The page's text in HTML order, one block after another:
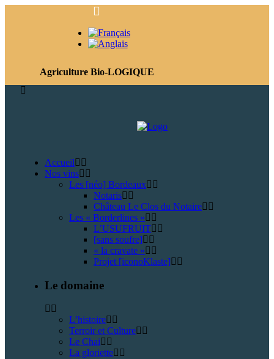
Agriculture Bio-LOGIQUE
Accueil
Nos vins
Les [néo] Bordeaux
Notaris
Château Le Clos du Notaire
Les « Borderlines »
L’USUFRUIT
[sans soufre]
« la cravate »
Projet [iconoKlaste]
Le domaine
L’histoire
Terroir et Culture
Le Chai
La gloriette